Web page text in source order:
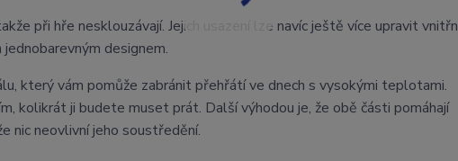
při hře nesklouzávají. Jejich usazení lze navíc ještě více upravit
designem.
který vám pomůže zabránit přehřátí ve dnech s vysokými teplotami.
kolikrát ji budete muset prát. Další výhodou je, že obě části pomáhají
nic neovlivní jeho soustředění.